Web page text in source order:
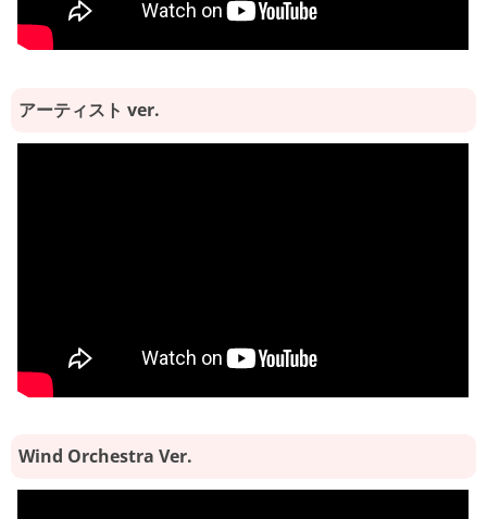
アーティスト ver.
Wind Orchestra Ver.